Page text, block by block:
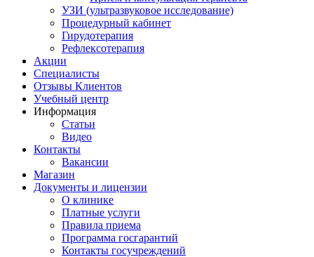
УЗИ (ультразвуковое исследование)
Процедурный кабинет
Гирудотерапия
Рефлексотерапия
Акции
Специалисты
Отзывы Клиентов
Учебный центр
Информация
Статьи
Видео
Контакты
Вакансии
Магазин
Документы и лицензии
О клинике
Платные услуги
Правила приема
Программа госгарантий
Контакты госучреждений